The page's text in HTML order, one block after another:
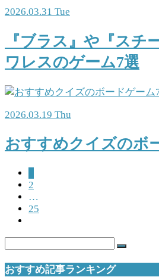
2026.03.31 Tue
『ブラス』や『スチ
ワレスのゲーム7選
2026.03.19 Thu
おすすめクイズのボ
2
…
25
おすすめ記事ランキング